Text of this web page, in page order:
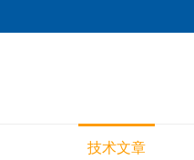
技术文章